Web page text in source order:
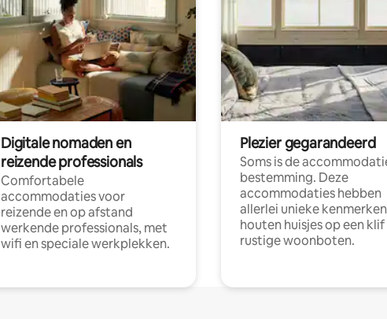
Digitale nomaden en
reizende professionals
Comfortabele
accommodaties voor
reizende en op afstand
werkende professionals, met
wifi en speciale werkplekken.
Plezier gegarandeerd
Soms is de
bestemming. Deze
accommodaties hebben
allerlei unieke
houten huisjes op een
rustige woonboten.